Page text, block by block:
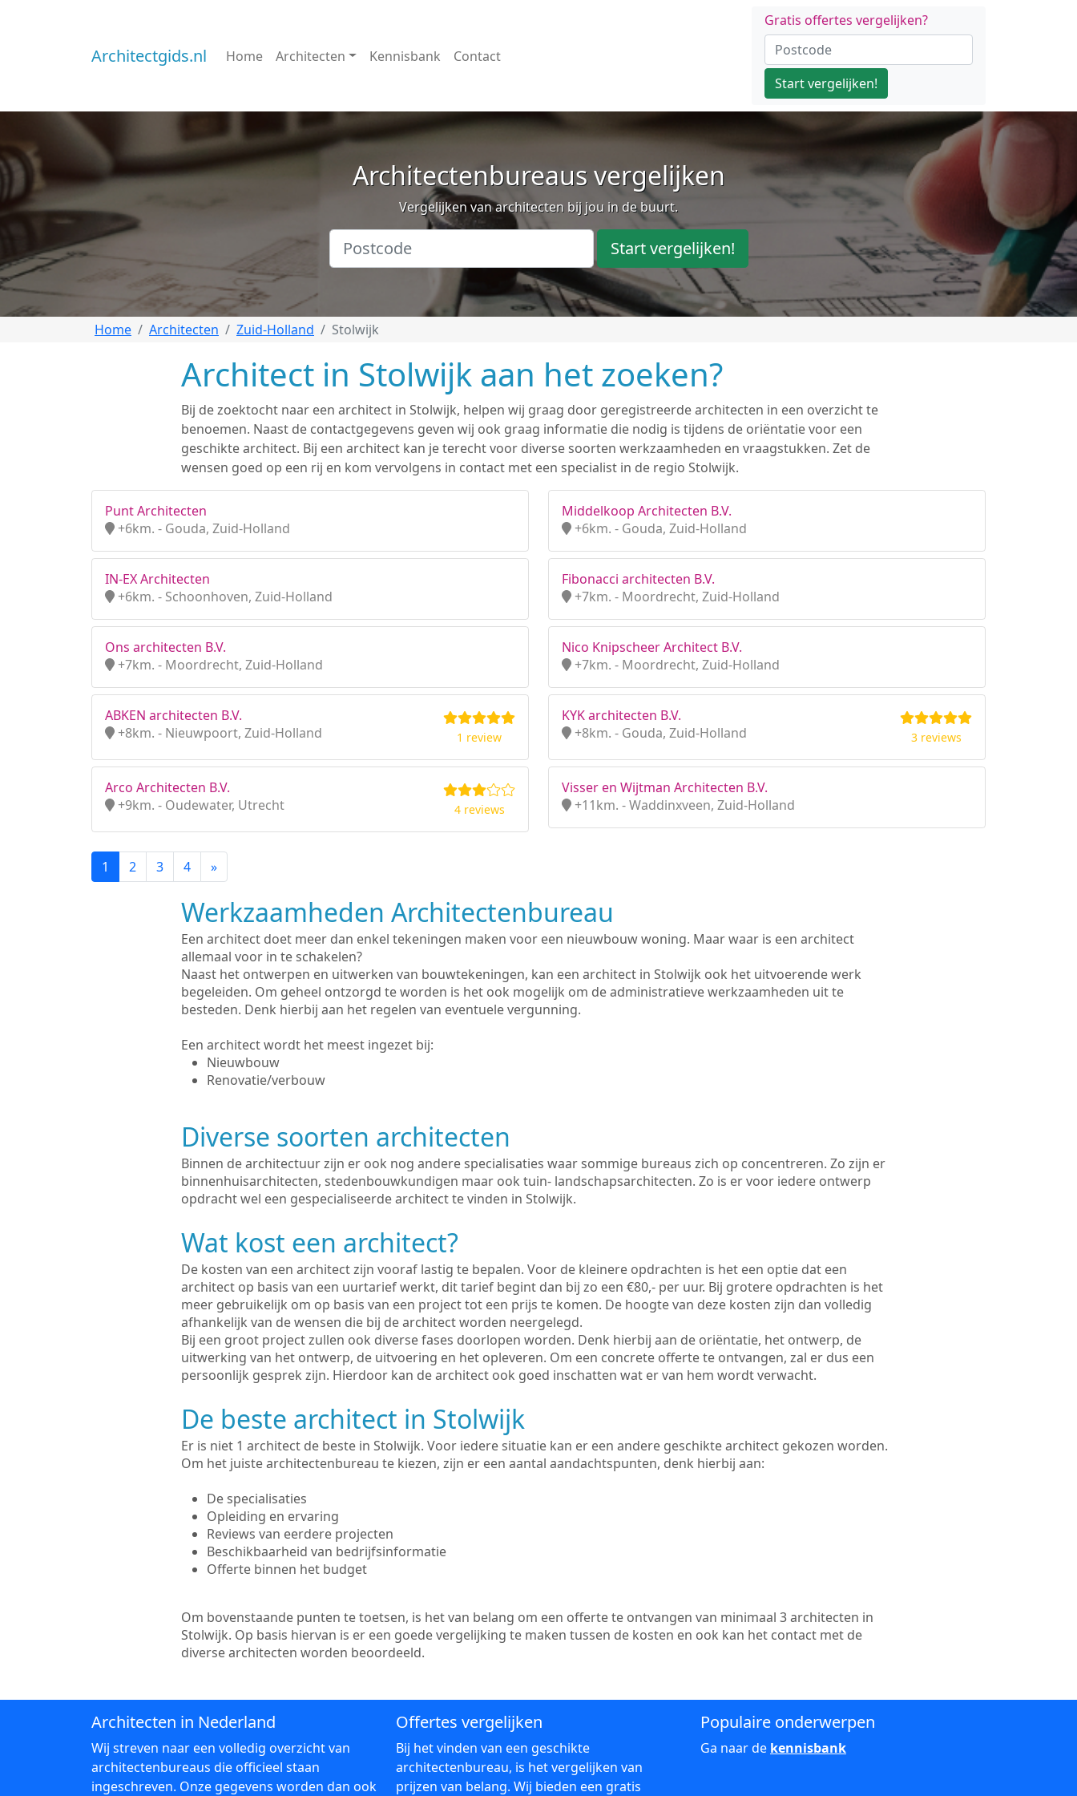
Architectgids.nl Home Architecten Kennisbank Contact
Gratis offertes vergelijken?
Start vergelijken!
Architectenbureaus vergelijken
Vergelijken van architecten bij jou in de buurt.
Start vergelijken!
Home Architecten Zuid-Holland Stolwijk
Architect in Stolwijk aan het zoeken?
Bij de zoektocht naar een architect in Stolwijk, helpen wij graag door geregistreerde architecten in een overzicht te
benoemen. Naast de contactgegevens geven wij ook graag informatie die nodig is tijdens de oriëntatie voor een
geschikte architect. Bij een architect kan je terecht voor diverse soorten werkzaamheden en vraagstukken. Zet de
wensen goed op een rij en kom vervolgens in contact met een specialist in de regio Stolwijk.
Punt Architecten
+6km. - Gouda, Zuid-Holland
Middelkoop Architecten B.V.
+6km. - Gouda, Zuid-Holland
IN-EX Architecten
+6km. - Schoonhoven, Zuid-Holland
Fibonacci architecten B.V.
+7km. - Moordrecht, Zuid-Holland
Ons architecten B.V.
+7km. - Moordrecht, Zuid-Holland
Nico Knipscheer Architect B.V.
+7km. - Moordrecht, Zuid-Holland
ABKEN architecten B.V.
+8km. - Nieuwpoort, Zuid-Holland
1 review
KYK architecten B.V.
+8km. - Gouda, Zuid-Holland
3 reviews
Arco Architecten B.V.
+9km. - Oudewater, Utrecht
4 reviews
Visser en Wijtman Architecten B.V.
+11km. - Waddinxveen, Zuid-Holland
1 2 3 4 »
Werkzaamheden Architectenbureau
Een architect doet meer dan enkel tekeningen maken voor een nieuwbouw woning. Maar waar is een architect
allemaal voor in te schakelen?
Naast het ontwerpen en uitwerken van bouwtekeningen, kan een architect in Stolwijk ook het uitvoerende werk
begeleiden. Om geheel ontzorgd te worden is het ook mogelijk om de administratieve werkzaamheden uit te
besteden. Denk hierbij aan het regelen van eventuele vergunning.
Een architect wordt het meest ingezet bij:
Nieuwbouw
Renovatie/verbouw
Diverse soorten architecten
Binnen de architectuur zijn er ook nog andere specialisaties waar sommige bureaus zich op concentreren. Zo zijn er
binnenhuisarchitecten, stedenbouwkundigen maar ook tuin- landschapsarchitecten. Zo is er voor iedere ontwerp
opdracht wel een gespecialiseerde architect te vinden in Stolwijk.
Wat kost een architect?
De kosten van een architect zijn vooraf lastig te bepalen. Voor de kleinere opdrachten is het een optie dat een
architect op basis van een uurtarief werkt, dit tarief begint dan bij zo een €80,- per uur. Bij grotere opdrachten is het
meer gebruikelijk om op basis van een project tot een prijs te komen. De hoogte van deze kosten zijn dan volledig
afhankelijk van de wensen die bij de architect worden neergelegd.
Bij een groot project zullen ook diverse fases doorlopen worden. Denk hierbij aan de oriëntatie, het ontwerp, de
uitwerking van het ontwerp, de uitvoering en het opleveren. Om een concrete offerte te ontvangen, zal er dus een
persoonlijk gesprek zijn. Hierdoor kan de architect ook goed inschatten wat er van hem wordt verwacht.
De beste architect in Stolwijk
Er is niet 1 architect de beste in Stolwijk. Voor iedere situatie kan er een andere geschikte architect gekozen worden.
Om het juiste architectenbureau te kiezen, zijn er een aantal aandachtspunten, denk hierbij aan:
De specialisaties
Opleiding en ervaring
Reviews van eerdere projecten
Beschikbaarheid van bedrijfsinformatie
Offerte binnen het budget
Om bovenstaande punten te toetsen, is het van belang om een offerte te ontvangen van minimaal 3 architecten in
Stolwijk. Op basis hiervan is er een goede vergelijking te maken tussen de kosten en ook kan het contact met de
diverse architecten worden beoordeeld.
Architecten in Nederland
Wij streven naar een volledig overzicht van
architectenbureaus die officieel staan
ingeschreven. Onze gegevens worden dan ook
Offertes vergelijken
Bij het vinden van een geschikte
architectenbureau, is het vergelijken van
prijzen van belang. Wij bieden een gratis
Populaire onderwerpen
Ga naar de kennisbank